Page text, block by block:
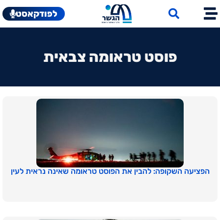
לפודקאסט
פוסט טראומה צבאית
הפציעה השקופה: להבין את הפוסט טראומה שאינה נראית לעין